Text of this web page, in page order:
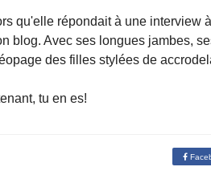
qu'elle répondait à une interview
blog. Avec ses longues jambes,
des filles stylées de
tu en es!